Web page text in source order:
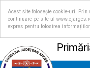
Acest site folosește cookie-uri.
continuare pe site-ul
expres pentru folosirea informațiilor